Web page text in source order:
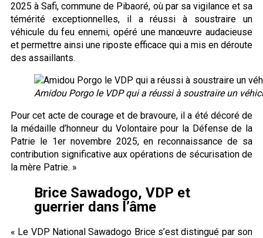
2025 à Safi, commune de Pibaoré, où par sa vigilance et sa
témérité exceptionnelles, il a réussi à soustraire un
véhicule du feu ennemi, opéré une manœuvre audacieuse
et permettre ainsi une riposte efficace qui a mis en déroute
des assaillants.
Amidou Porgo le VDP qui a réussi à soustraire un
Pour cet acte de courage et de bravoure, il a été décoré de
la médaille d’honneur du Volontaire pour la Défense de la
Patrie le 1er novembre 2025, en reconnaissance de sa
contribution significative aux opérations de sécurisation de
la mère Patrie. »
Brice Sawadogo, VDP et
guerrier dans l’âme
« Le VDP National Sawadogo Brice s’est distingué par son